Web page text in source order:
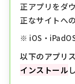
正アプリをダ
正なサイトへ
※ iOS・
以下のアプリ
インストール